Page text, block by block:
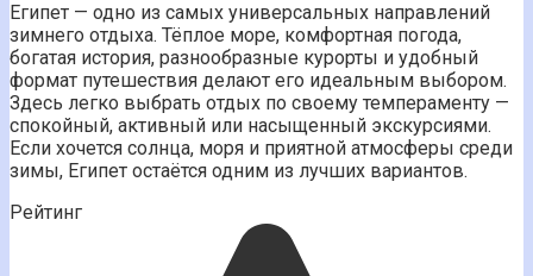
Египет — одно из самых универсальных направлений
зимнего отдыха. Тёплое море, комфортная погода,
богатая история, разнообразные курорты и удобный
формат путешествия делают его идеальным выбором.
Здесь легко выбрать отдых по своему темпераменту —
спокойный, активный или насыщенный экскурсиями.
Если хочется солнца, моря и приятной атмосферы среди
зимы, Египет остаётся одним из лучших вариантов.
Рейтинг